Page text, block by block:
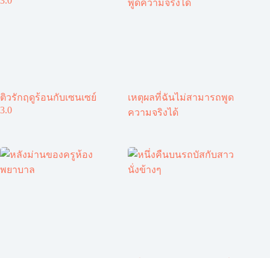
ติวรักฤดูร้อนกับเซนเซย์
3.0
เหตุผลที่ฉันไม่สามารถพูด
ความจริงได้